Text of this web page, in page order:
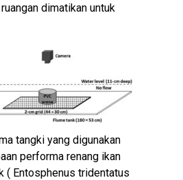
dimatikan untuk
tangki yang digunakan
performa renang ikan
( Entosphenus tridentatus